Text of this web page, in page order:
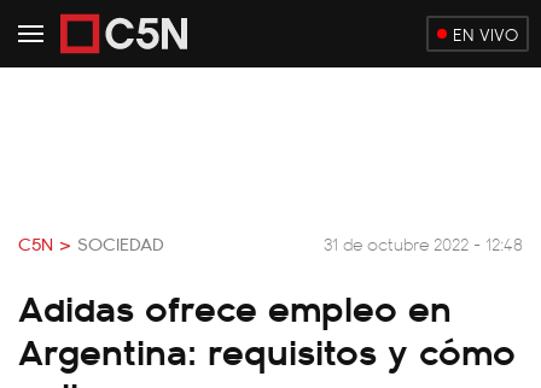
EN VIVO
C5N > SOCIEDAD 31 de octubre 2022 - 12:48
Adidas ofrece empleo en
Argentina: requisitos y cómo